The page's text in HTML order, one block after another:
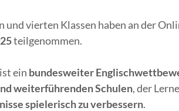
vierten Klassen haben an der
teilgenommen.
ist ein bundesweiter
weiterführenden Schulen, der
spielerisch zu verbessern.